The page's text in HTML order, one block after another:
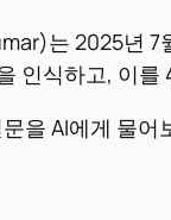
는 2025년
인식하고, 이
을 AI에게 물